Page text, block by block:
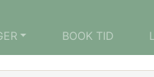
BOOK TID